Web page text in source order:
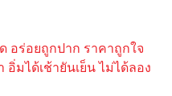
อร่อยถูกปาก ราคาถูกใจ
มได้เช้ายันเย็น ไม่ได้ลอง